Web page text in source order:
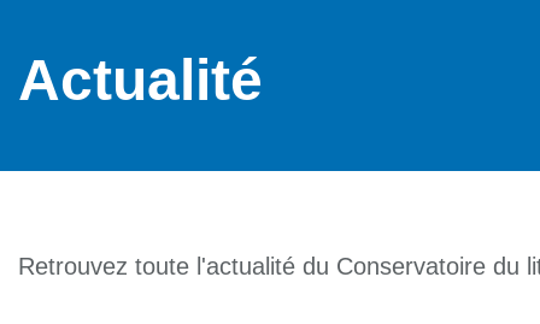
Actualité
Retrouvez toute l'actualité du Conservatoire du